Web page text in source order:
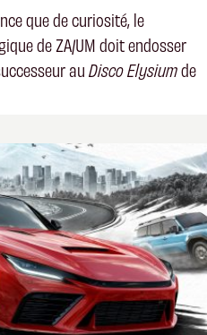
que de curiosité, le
de ZA/UM doit endosser
au Disco Elysiumde